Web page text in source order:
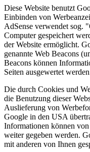
Diese Website benutzt
Einbinden von
AdSense verwendet sog.
Computer gespeichert
der Website ermöglicht.
genannte Web Beacons
Beacons können
Seiten ausgewertet
Die durch Cookies und
die Benutzung dieser
Auslieferung von
Google in den USA
Informationen können
weiter gegeben werden.
mit anderen von Ihnen